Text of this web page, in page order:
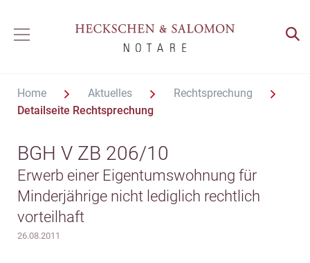
Home Aktuelles
Rechtsprechung
Detailseite Rechtsprechung
BGH V ZB 206/10
Erwerb einer Eigentumswohnung für
Minderjährige nicht lediglich rechtlich
vorteilhaft
26.08.2011